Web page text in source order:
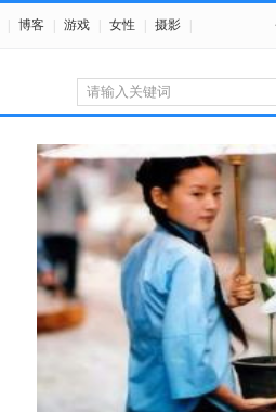
博客 游戏 女性 摄影